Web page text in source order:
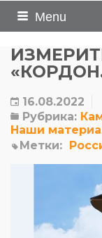
Menu
16.08.2022
Рубрика:
Наши
Метки: